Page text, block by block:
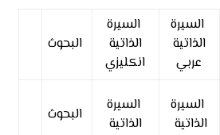
السيرة
الذاتية
عربي
السيرة
الذاتية
انكليزي
البحوث
السيرة
الذاتية
السيرة
الذاتية
البحوث